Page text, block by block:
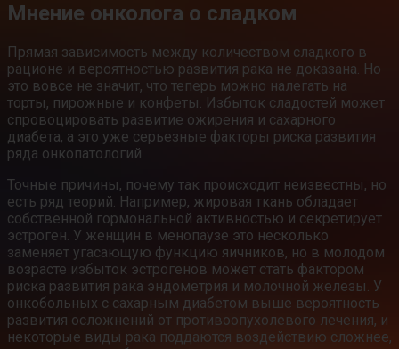
Мнение онколога о сладком
Прямая зависимость между количеством сладкого в
рационе и вероятностью развития рака не доказана. Но
это вовсе не значит, что теперь можно налегать на
торты, пирожные и конфеты. Избыток сладостей может
спровоцировать развитие ожирения и сахарного
диабета, а это уже серьезные факторы риска развития
ряда онкопатологий.
Точные причины, почему так происходит неизвестны, но
есть ряд теорий. Например, жировая ткань обладает
собственной гормональной активностью и секретирует
эстроген. У женщин в менопаузе это несколько
заменяет угасающую функцию яичников, но в молодом
возрасте избыток эстрогенов может стать фактором
риска развития рака эндометрия и молочной железы. У
онкобольных с сахарным диабетом выше вероятность
развития осложнений от противоопухолевого лечения, и
некоторые виды рака поддаются воздействию сложнее,